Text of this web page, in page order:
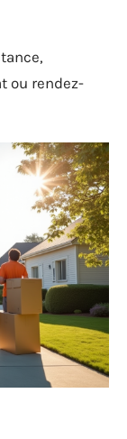
ou rendez-